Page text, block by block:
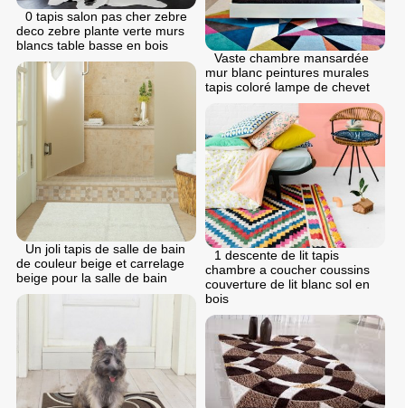
Vaste chambre mansardéе
mur blanc peintures murales
tapis coloré lampe de chevet
0 tapis salon pas cher zebre
deco zebre plante verte murs
blancs table basse en bois
Un joli tapis de salle de bain
de couleur beige et carrelage
beige pour la salle de bain
1 descente de lit tapis
chambre a coucher coussins
couverture de lit blanc sol en
bois